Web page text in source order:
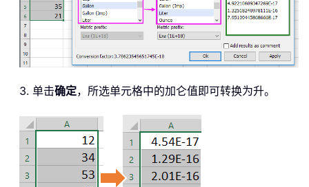
3. 单击确定，所选单元格中的加仑值即可转换为升。